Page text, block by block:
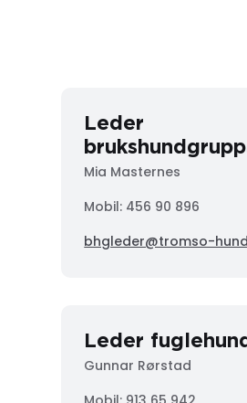
Leder
Mia Masternes
Mobil: 456 90 896
bhgleder@tromso-
Leder
Gunnar Rørstad